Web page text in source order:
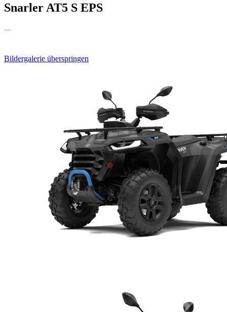
Snarler AT5 S EPS
Bildergalerie überspringen